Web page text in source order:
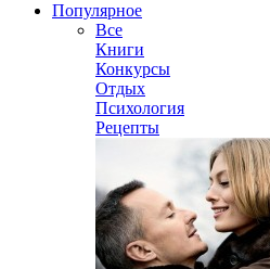
Популярное
Все
Книги
Конкурсы
Отдых
Психология
Рецепты